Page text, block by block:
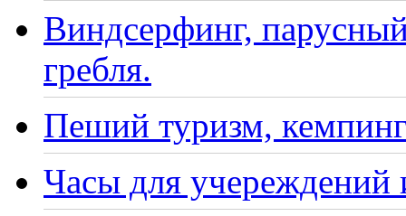
Виндсерфинг,
гребля.
Пеший туризм,
Часы для учереждений